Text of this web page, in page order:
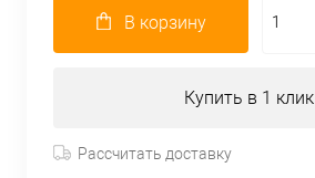
В корзину
Купить в 1 клик
Рассчитать доставку